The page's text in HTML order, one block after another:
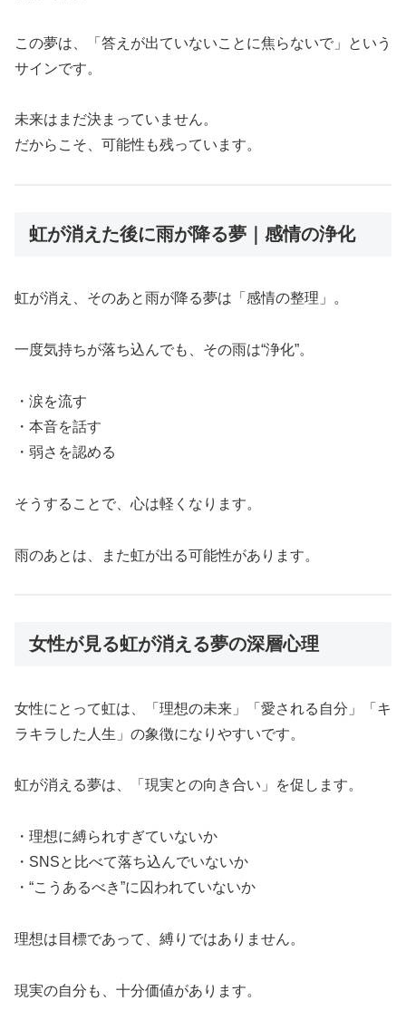
この夢は、「答えが出ていないことに焦らないで」という
サインです。
未来はまだ決まっていません。
だからこそ、可能性も残っています。
虹が消えた後に雨が降る夢｜感情の浄化
虹が消え、そのあと雨が降る夢は「感情の整理」。
一度気持ちが落ち込んでも、その雨は“浄化”。
・涙を流す
・本音を話す
・弱さを認める
そうすることで、心は軽くなります。
雨のあとは、また虹が出る可能性があります。
女性が見る虹が消える夢の深層心理
女性にとって虹は、「理想の未来」「愛される自分」「キ
ラキラした人生」の象徴になりやすいです。
虹が消える夢は、「現実との向き合い」を促します。
・理想に縛られすぎていないか
・SNSと比べて落ち込んでいないか
・“こうあるべき”に囚われていないか
理想は目標であって、縛りではありません。
現実の自分も、十分価値があります。